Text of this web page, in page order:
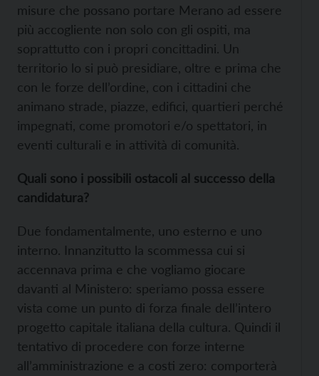
misure che possano portare Merano ad essere
più accogliente non solo con gli ospiti, ma
soprattutto con i propri concittadini. Un
territorio lo si può presidiare, oltre e prima che
con le forze dell’ordine, con i cittadini che
animano strade, piazze, edifici, quartieri perché
impegnati, come promotori e/o spettatori, in
eventi culturali e in attività di comunità.
Quali sono i possibili ostacoli al successo della
candidatura?
Due fondamentalmente, uno esterno e uno
interno. Innanzitutto la scommessa cui si
accennava prima e che vogliamo giocare
davanti al Ministero: speriamo possa essere
vista come un punto di forza finale dell’intero
progetto capitale italiana della cultura. Quindi il
tentativo di procedere con forze interne
all’amministrazione e a costi zero: comporterà